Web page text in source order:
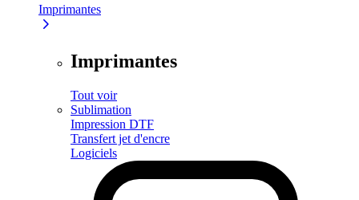
Imprimantes
Imprimantes
Tout voir
Sublimation
Impression DTF
Transfert jet d'encre
Logiciels